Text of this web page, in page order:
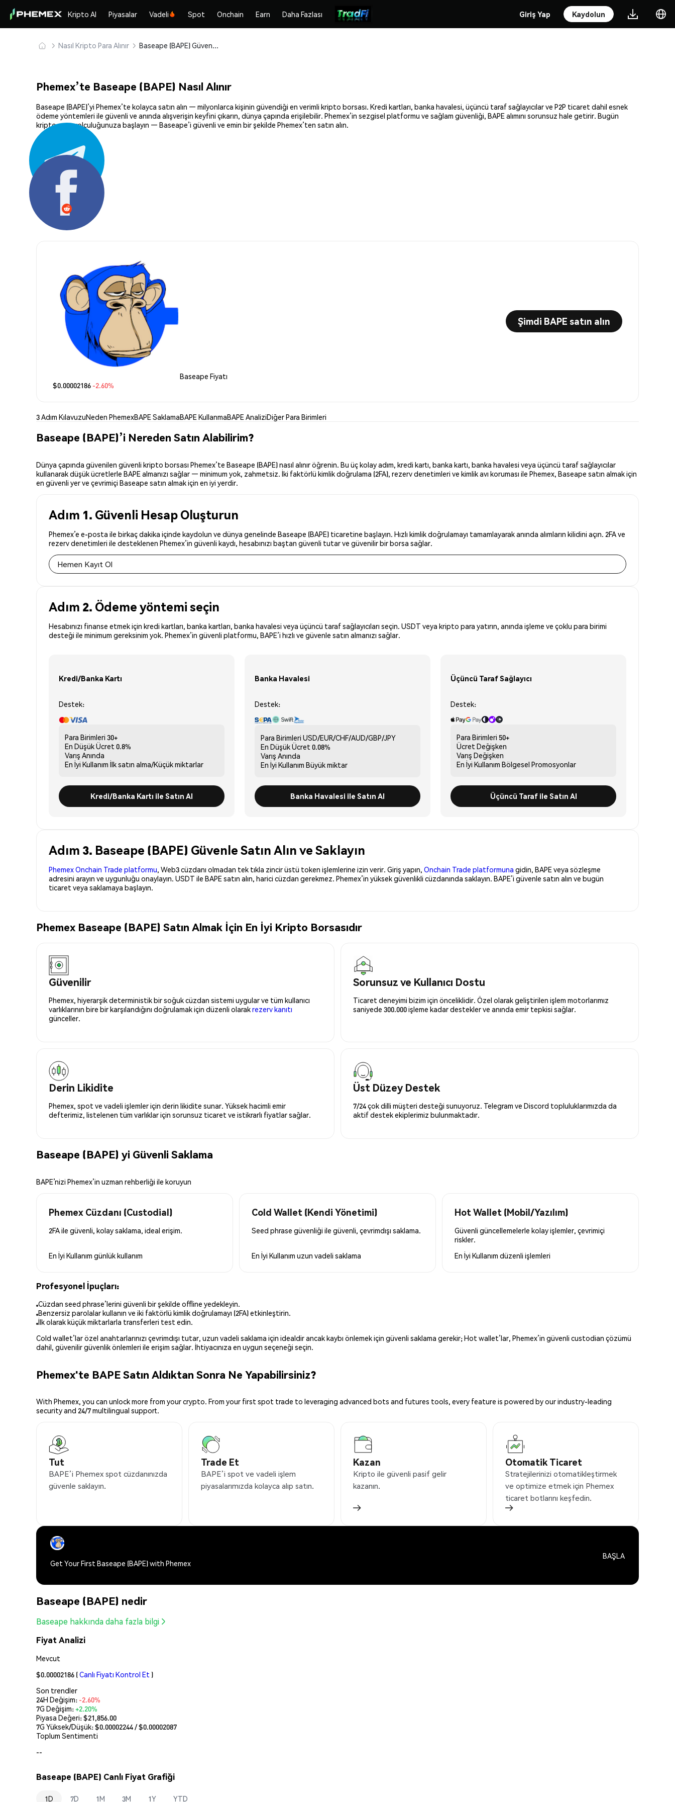
Kripto Al Piyasalar Vadeli Spot Onchain Earn Daha Fazlası Giriş Yap Kaydolun
Nasıl Kripto Para Alınır Baseape (BAPE) Güvenle Satın Alın ve Saklayın
Phemex’te Baseape (BAPE) Nasıl Alınır
Baseape (BAPE)’yi Phemex’te kolayca satın alın — milyonlarca kişinin güvendiği en verimli kripto borsası. Kredi kartları, banka havalesi, üçüncü taraf sağlayıcılar ve P2P ticaret dahil esnek
ödeme yöntemleri ile güvenli ve anında alışverişin keyfini çıkarın, dünya çapında erişilebilir. Phemex’in sezgisel platformu ve sağlam güvenliği, BAPE alımını sorunsuz hale getirir. Bugün
kripto para yolculuğunuza başlayın — Baseape’i güvenli ve emin bir şekilde Phemex’ten satın alın.
Baseape Fiyatı
$0.00002186 -2.60%
Şimdi BAPE satın alın
3 Adım KılavuzuNeden PhemexBAPE SaklamaBAPE KullanmaBAPE AnaliziDiğer Para Birimleri
Baseape (BAPE)’i Nereden Satın Alabilirim?
Dünya çapında güvenilen güvenli kripto borsası Phemex’te Baseape (BAPE) nasıl alınır öğrenin. Bu üç kolay adım, kredi kartı, banka kartı, banka havalesi veya üçüncü taraf sağlayıcılar
kullanarak düşük ücretlerle BAPE almanızı sağlar — minimum yok, zahmetsiz. İki faktörlü kimlik doğrulama (2FA), rezerv denetimleri ve kimlik avı koruması ile Phemex, Baseape satın almak için
en güvenli yer ve çevrimiçi Baseape satın almak için en iyi yerdir.
Adım 1. Güvenli Hesap Oluşturun
Phemex’e e-posta ile birkaç dakika içinde kaydolun ve dünya genelinde Baseape (BAPE) ticaretine başlayın. Hızlı kimlik doğrulamayı tamamlayarak anında alımların kilidini açın. 2FA ve
rezerv denetimleri ile desteklenen Phemex’in güvenli kaydı, hesabınızı baştan güvenli tutar ve güvenilir bir borsa sağlar.
Hemen Kayıt Ol
Adım 2. Ödeme yöntemi seçin
Hesabınızı finanse etmek için kredi kartları, banka kartları, banka havalesi veya üçüncü taraf sağlayıcıları seçin. USDT veya kripto para yatırın, anında işleme ve çoklu para birimi
desteği ile minimum gereksinim yok. Phemex’in güvenli platformu, BAPE’i hızlı ve güvenle satın almanızı sağlar.
Kredi/Banka Kartı
Destek:
Para Birimleri 30+
En Düşük Ücret 0.8%
Varış Anında
En İyi Kullanım İlk satın alma/Küçük miktarlar
Kredi/Banka Kartı ile Satın Al
Banka Havalesi
Destek:
Para Birimleri USD/EUR/CHF/AUD/GBP/JPY
En Düşük Ücret 0.08%
Varış Anında
En İyi Kullanım Büyük miktar
Banka Havalesi ile Satın Al
Üçüncü Taraf Sağlayıcı
Destek:
Para Birimleri 50+
Ücret Değişken
Varış Değişken
En İyi Kullanım Bölgesel Promosyonlar
Üçüncü Taraf ile Satın Al
Adım 3. Baseape (BAPE) Güvenle Satın Alın ve Saklayın
Phemex Onchain Trade platformu, Web3 cüzdanı olmadan tek tıkla zincir üstü token işlemlerine izin verir. Giriş yapın, Onchain Trade platformuna gidin, BAPE veya sözleşme
adresini arayın ve uygunluğu onaylayın. USDT ile BAPE satın alın, harici cüzdan gerekmez. Phemex’in yüksek güvenlikli cüzdanında saklayın. BAPE’i güvenle satın alın ve bugün
ticaret veya saklamaya başlayın.
Phemex Baseape (BAPE) Satın Almak İçin En İyi Kripto Borsasıdır
Güvenilir
Phemex, hiyerarşik deterministik bir soğuk cüzdan sistemi uygular ve tüm kullanıcı
varlıklarının bire bir karşılandığını doğrulamak için düzenli olarakrezerv kanıtı
günceller.
Sorunsuz ve Kullanıcı Dostu
Ticaret deneyimi bizim için önceliklidir. Özel olarak geliştirilen işlem motorlarımız
saniyede 300.000 işleme kadar destekler ve anında emir tepkisi sağlar.
Derin Likidite
Phemex, spot ve vadeli işlemler için derin likidite sunar. Yüksek hacimli emir
defterimiz, listelenen tüm varlıklar için sorunsuz ticaret ve istikrarlı fiyatlar sağlar.
Üst Düzey Destek
7/24 çok dilli müşteri desteği sunuyoruz. Telegram ve Discord topluluklarımızda da
aktif destek ekiplerimiz bulunmaktadır.
Baseape (BAPE) yi Güvenli Saklama
BAPE’nizi Phemex’in uzman rehberliği ile koruyun
Phemex Cüzdanı (Custodial)
2FA ile güvenli, kolay saklama, ideal erişim.
En İyi Kullanım günlük kullanım
Cold Wallet (Kendi Yönetimi)
Seed phrase güvenliği ile güvenli, çevrimdışı saklama.
En İyi Kullanım uzun vadeli saklama
Hot Wallet (Mobil/Yazılım)
Güvenli güncellemelerle kolay işlemler, çevrimiçi
riskler.
En İyi Kullanım düzenli işlemleri
Profesyonel İpuçları:
Cüzdan seed phrase’lerini güvenli bir şekilde offline yedekleyin.
Benzersiz parolalar kullanın ve iki faktörlü kimlik doğrulamayı (2FA) etkinleştirin.
İlk olarak küçük miktarlarla transferleri test edin.
Cold wallet’lar özel anahtarlarınızı çevrimdışı tutar, uzun vadeli saklama için idealdir ancak kaybı önlemek için güvenli saklama gerekir; Hot wallet’lar, Phemex’in güvenli custodian çözümü
dahil, güvenilir güvenlik önlemleri ile erişim sağlar. İhtiyacınıza en uygun seçeneği seçin.
Phemex'te BAPE Satın Aldıktan Sonra Ne Yapabilirsiniz?
With Phemex, you can unlock more from your crypto. From your first spot trade to leveraging advanced bots and futures tools, every feature is powered by our industry-leading
security and 24/7 multilingual support.
Tut
BAPE’i Phemex spot cüzdanınızda
güvenle saklayın.
Trade Et
BAPE’i spot ve vadeli işlem
piyasalarımızda kolayca alıp satın.
Kazan
Kripto ile güvenli pasif gelir
kazanın.
Otomatik Ticaret
Stratejilerinizi otomatikleştirmek
ve optimize etmek için Phemex
ticaret botlarını keşfedin.
Get Your First Baseape (BAPE) with Phemex
BAŞLA
Baseape (BAPE) nedir
Baseape hakkında daha fazla bilgi
Fiyat Analizi
Mevcut
$0.00002186 (Canlı Fiyatı Kontrol Et )
Son trendler
24H Değişim: -2.60%
7G Değişim:+2.20%
Piyasa Değeri:$21,856.00
7G Yüksek/Düşük: $0.00002244/ $0.00002087
Toplum Sentimenti
--
Baseape (BAPE) Canlı Fiyat Grafiği
1D 7D 1M 3M 1Y YTD